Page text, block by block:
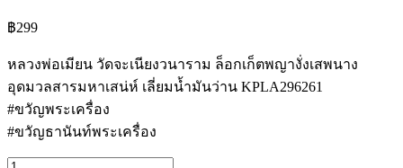
฿299
หลวงพ่อเมียน วัดจะเนียงวนาราม ล็อกเก็ตพญางั่งเสพนาง
อุดมวลสารมหาเสน่ห์ เลี่ยมน้ำมันว่าน KPLA296261
#ขวัญพระเครื่อง
#ขวัญธานันท์พระเครื่อง